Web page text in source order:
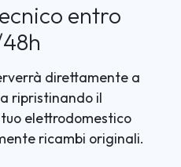
entro
direttamente a
ripristinando il
elettrodomestico
ricambi originali.